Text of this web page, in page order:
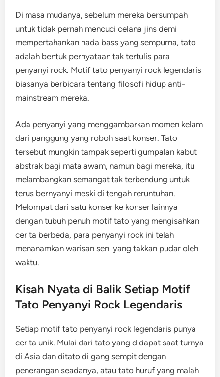
Di masa mudanya, sebelum mereka bersumpah
untuk tidak pernah mencuci celana jins demi
mempertahankan nada bass yang sempurna, tato
adalah bentuk pernyataan tak tertulis para
penyanyi rock. Motif tato penyanyi rock legendaris
biasanya berbicara tentang filosofi hidup anti-
mainstream mereka.
Ada penyanyi yang menggambarkan momen kelam
dari panggung yang roboh saat konser. Tato
tersebut mungkin tampak seperti gumpalan kabut
abstrak bagi mata awam, namun bagi mereka, itu
melambangkan semangat tak terbendung untuk
terus bernyanyi meski di tengah reruntuhan.
Melompat dari satu konser ke konser lainnya
dengan tubuh penuh motif tato yang mengisahkan
cerita berbeda, para penyanyi rock ini telah
menanamkan warisan seni yang takkan pudar oleh
waktu.
Kisah Nyata di Balik Setiap Motif
Tato Penyanyi Rock Legendaris
Setiap motif tato penyanyi rock legendaris punya
cerita unik. Mulai dari tato yang didapat saat turnya
di Asia dan ditato di gang sempit dengan
penerangan seadanya, atau tato huruf yang malah